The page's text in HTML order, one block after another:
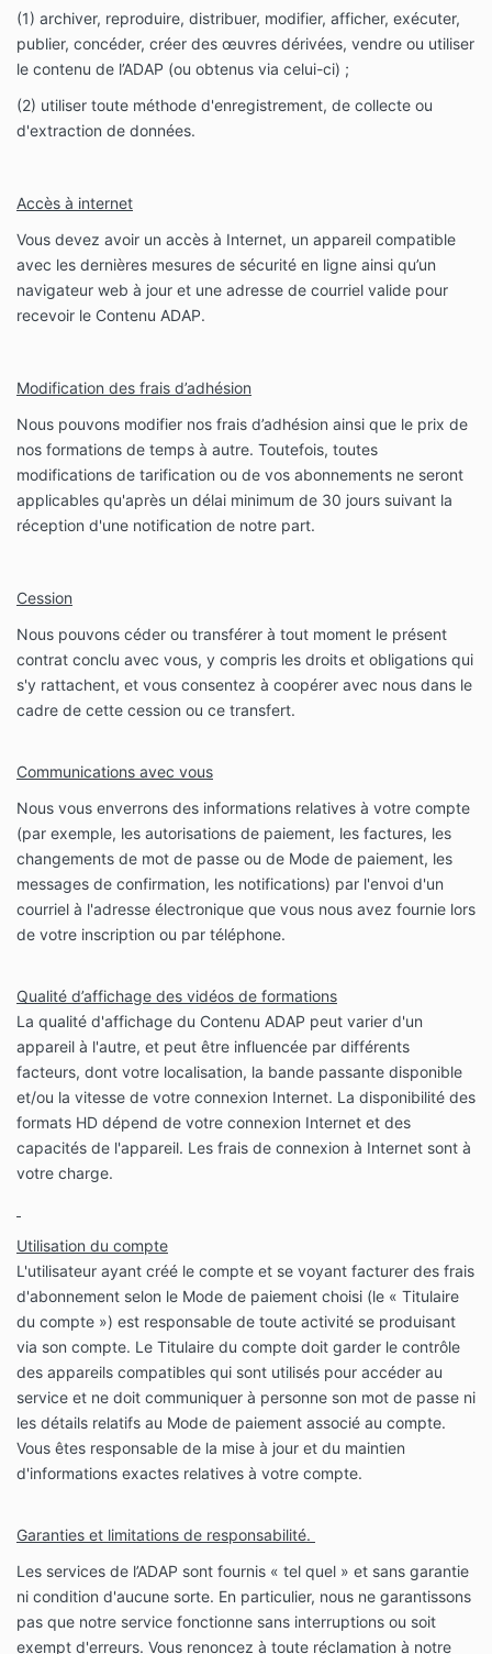
(1) archiver, reproduire, distribuer, modifier, afficher, exécuter,
publier, concéder, créer des œuvres dérivées, vendre ou utiliser
le contenu de l’ADAP (ou obtenus via celui-ci) ;
(2) utiliser toute méthode d'enregistrement, de collecte ou
d'extraction de données.
Accès à internet
Vous devez avoir un accès à Internet, un appareil compatible
avec les dernières mesures de sécurité en ligne ainsi qu’un
navigateur web à jour et une adresse de courriel valide pour
recevoir le Contenu ADAP.
Modification des frais d’adhésion
Nous pouvons modifier nos frais d’adhésion ainsi que le prix de
nos formations de temps à autre. Toutefois, toutes
modifications de tarification ou de vos abonnements ne seront
applicables qu'après un délai minimum de 30 jours suivant la
réception d'une notification de notre part.
Cession
Nous pouvons céder ou transférer à tout moment le présent
contrat conclu avec vous, y compris les droits et obligations qui
s'y rattachent, et vous consentez à coopérer avec nous dans le
cadre de cette cession ou ce transfert.
Communications avec vous
Nous vous enverrons des informations relatives à votre compte
(par exemple, les autorisations de paiement, les factures, les
changements de mot de passe ou de Mode de paiement, les
messages de confirmation, les notifications) par l'envoi d'un
courriel à l'adresse électronique que vous nous avez fournie lors
de votre inscription ou par téléphone.
Qualité d’affichage des vidéos de formations
La qualité d'affichage du Contenu ADAP peut varier d'un
appareil à l'autre, et peut être influencée par différents
facteurs, dont votre localisation, la bande passante disponible
et/ou la vitesse de votre connexion Internet. La disponibilité des
formats HD dépend de votre connexion Internet et des
capacités de l'appareil. Les frais de connexion à Internet sont à
votre charge.
Utilisation du compte
L'utilisateur ayant créé le compte et se voyant facturer des frais
d'abonnement selon le Mode de paiement choisi (le « Titulaire
du compte ») est responsable de toute activité se produisant
via son compte. Le Titulaire du compte doit garder le contrôle
des appareils compatibles qui sont utilisés pour accéder au
service et ne doit communiquer à personne son mot de passe ni
les détails relatifs au Mode de paiement associé au compte.
Vous êtes responsable de la mise à jour et du maintien
d'informations exactes relatives à votre compte.
Garanties et limitations de responsabilité.
Les services de l’ADAP sont fournis « tel quel » et sans garantie
ni condition d'aucune sorte. En particulier, nous ne garantissons
pas que notre service fonctionne sans interruptions ou soit
exempt d'erreurs. Vous renoncez à toute réclamation à notre